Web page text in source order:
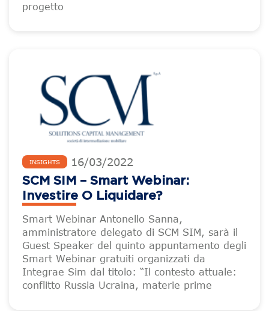
progetto
INSIGHTS 16/03/2022
SCM SIM – Smart Webinar:
Investire O Liquidare?
Smart Webinar Antonello Sanna,
amministratore delegato di SCM SIM, sarà il
Guest Speaker del quinto appuntamento degli
Smart Webinar gratuiti organizzati da
Integrae Sim dal titolo: “Il contesto attuale:
conflitto Russia Ucraina, materie prime